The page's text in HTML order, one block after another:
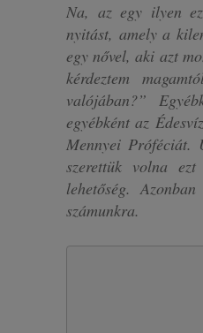
Na, az egy ilyen
nyitást, amely a
egy nővel, aki azt
kérdeztem
valójában?”
egyébként az
Mennyei Próféciát.
szerettük volna
lehetőség.
számunkra.